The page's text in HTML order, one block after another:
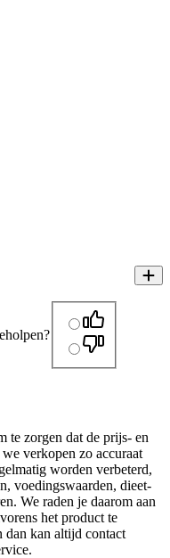
te zorgen dat de prijs- en
verkopen zo accuraat
worden verbeterd,
voedingswaarden, dieet-
We raden je daarom aan
het product te
kan altijd contact